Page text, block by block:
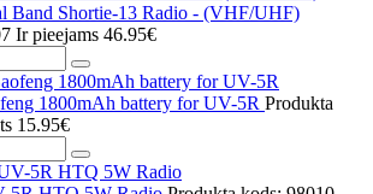
Band Shortie-13 Radio - (VHF/UHF)
Ir pieejams 46.95€
1800mAh battery for UV-5R Produkta
15.95€